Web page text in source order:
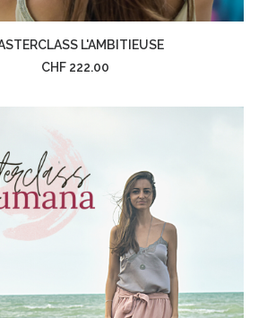
AJOUTER AU PANIER
L'AMBITIEUSE
CHF 222.00